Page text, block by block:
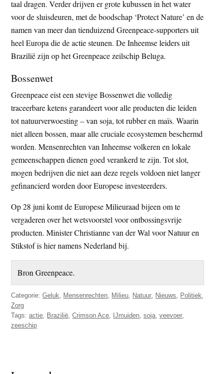
taal dragen. Verder drijven er grote kubussen in het water
voor de sluisdeuren, met de boodschap ‘Protect Nature’ en de
namen van meer dan tienduizend Greenpeace-supporters uit
heel Europa die de actie steunen. De Inheemse leiders uit
Brazilië zijn op het Greenpeace zeilschip Beluga.
Bossenwet
Greenpeace eist een stevige Bossenwet die volledig
traceerbare ketens garandeert voor alle producten die leiden
tot natuurverwoesting – van soja, tot rubber en maïs. Waarin
niet alleen bossen, maar alle cruciale ecosystemen beschermd
worden. Mensenrechten van Inheemse volkeren en lokale
gemeenschappen dienen goed verankerd te zijn. Tot slot,
mogen bedrijven die niet aan deze regels voldoen niet langer
gefinancierd worden door Europese investeerders.
Op 28 juni komt de Europese Milieuraad bijeen om te
vergaderen over het wetsvoorstel voor ontbossingsvrije
producten. Minister Christianne van der Wal voor Natuur en
Stikstof is hier namens Nederland bij.
Bron Greenpeace.
Categorie:Geluk, Mensenrechten, Milieu, Natuur, Nieuws, Politiek,
Zorg
Tags:actie, Brazilië,Crimson Ace, IJmuiden,soja,veevoer,
zeeschip